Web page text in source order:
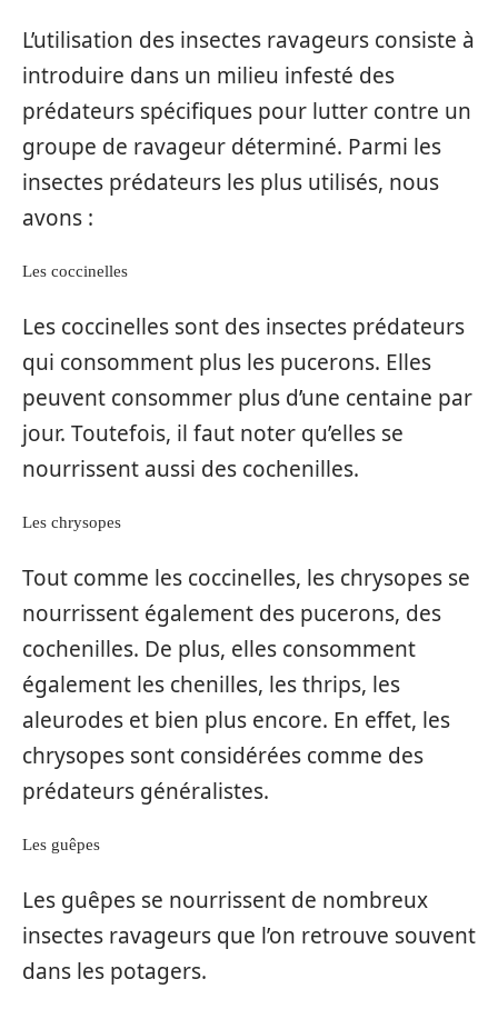
L’utilisation des insectes ravageurs consiste à
introduire dans un milieu infesté des
prédateurs spécifiques pour lutter contre un
groupe de ravageur déterminé. Parmi les
insectes prédateurs les plus utilisés, nous
avons :
Les coccinelles
Les coccinelles sont des insectes prédateurs
qui consomment plus les pucerons. Elles
peuvent consommer plus d’une centaine par
jour. Toutefois, il faut noter qu’elles se
nourrissent aussi des cochenilles.
Les chrysopes
Tout comme les coccinelles, les chrysopes se
nourrissent également des pucerons, des
cochenilles. De plus, elles consomment
également les chenilles, les thrips, les
aleurodes et bien plus encore. En effet, les
chrysopes sont considérées comme des
prédateurs généralistes.
Les guêpes
Les guêpes se nourrissent de nombreux
insectes ravageurs que l’on retrouve souvent
dans les potagers.